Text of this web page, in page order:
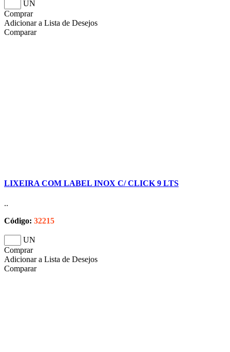
UN
Comprar
Adicionar a Lista de Desejos
Comparar
LIXEIRA COM LABEL INOX C/ CLICK 9 LTS
..
Código: 32215
UN
Comprar
Adicionar a Lista de Desejos
Comparar